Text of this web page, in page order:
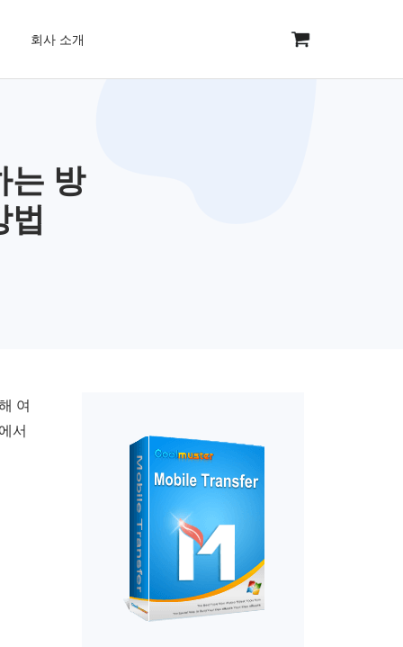
회사 소개
는 방
법
여
서